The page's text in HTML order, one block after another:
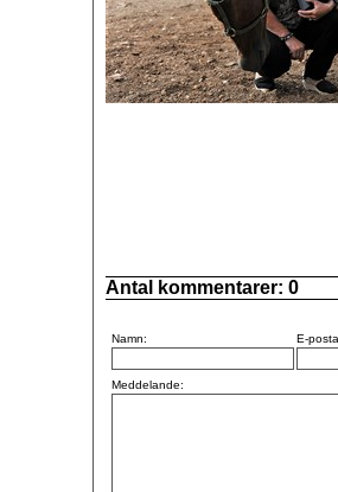
Antal kommentarer: 0
Namn: E-
Meddelande: